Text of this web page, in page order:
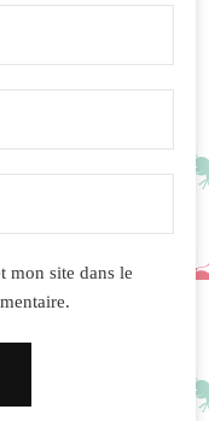
mon site dans le